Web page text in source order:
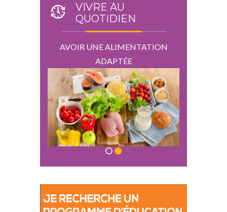
VIVRE AU
QUOTIDIEN
AVOIR UNE ALIMENTATION
ADAPTÉE